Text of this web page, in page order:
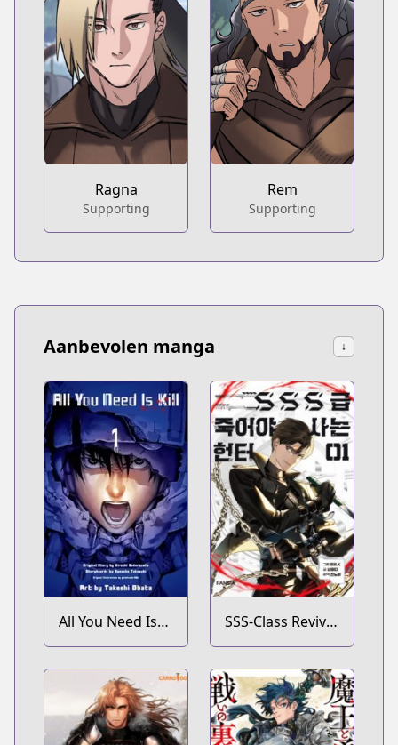
Ragna
Supporting
Rem
Supporting
Aanbevolen manga ↓
All You Need Is
Kill
SSS-Class Revival
Hunter